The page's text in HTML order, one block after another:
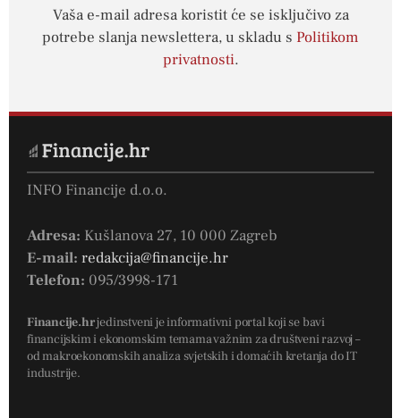
Vaša e-mail adresa koristit će se isključivo za
potrebe slanja newslettera, u skladu s Politikom
privatnosti.
INFO Financije d.o.o.
Adresa: Kušlanova 27, 10 000 Zagreb
E-mail: redakcija@financije.hr
Telefon: 095/3998-171
Financije.hrjedinstveni je informativni portal koji se bavi
financijskim i ekonomskim temama važnim za društveni razvoj –
od makroekonomskih analiza svjetskih i domaćih kretanja do IT
industrije.